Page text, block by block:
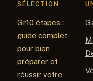
SÉLECTION
Gr10 étapes :
guide complet
pour bien
préparer et
réussir votre